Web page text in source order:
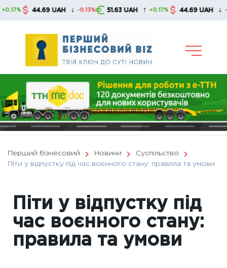
Skip
44.69 UAH ↓ -0.13% 51.63 UAH ↑ +0.17% 44.69 UAH ↓ -0.13%
Перший бізнесовий Новини
Суспільство
Піти у відпустку під час воєнного стану: правила та умови
Піти у відпустку під
час воєнного стану:
правила та умови